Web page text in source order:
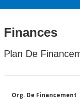
Finances
Plan De
Org. De Financement